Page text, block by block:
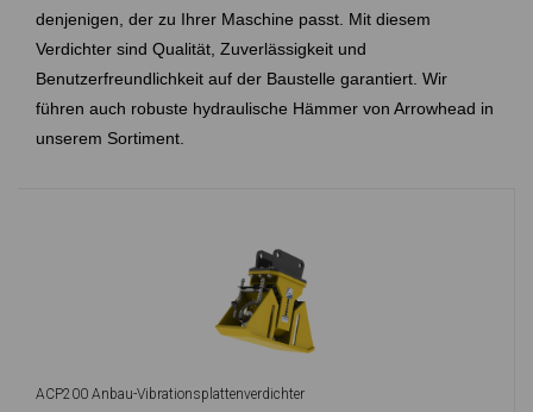
denjenigen, der zu Ihrer Maschine passt. Mit diesem
Verdichter sind Qualität, Zuverlässigkeit und
Benutzerfreundlichkeit auf der Baustelle garantiert. Wir
führen auch robuste hydraulische Hämmer von Arrowhead in
unserem Sortiment.
ACP200 Anbau-Vibrationsplattenverdichter